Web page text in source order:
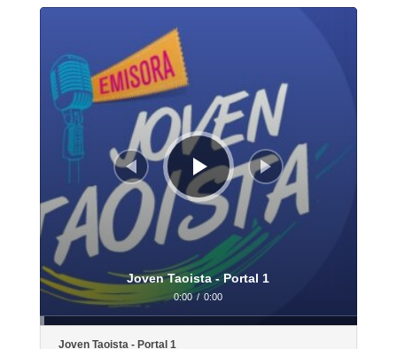
Reproductor
Joven Taoista - Portal 1
0:00 / 0:00
Joven Taoista - Portal 1